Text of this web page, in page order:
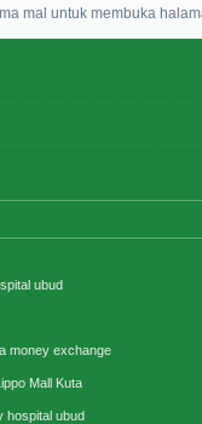
mal untuk membuka
ubud
money exchange
Mall Kuta
hospital ubud